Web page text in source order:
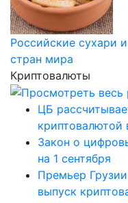
Российские сухари
стран мира
Криптовалюты
ЦБ
криптовалютой
Закон о
на 1 сентября
Премьер
выпуск